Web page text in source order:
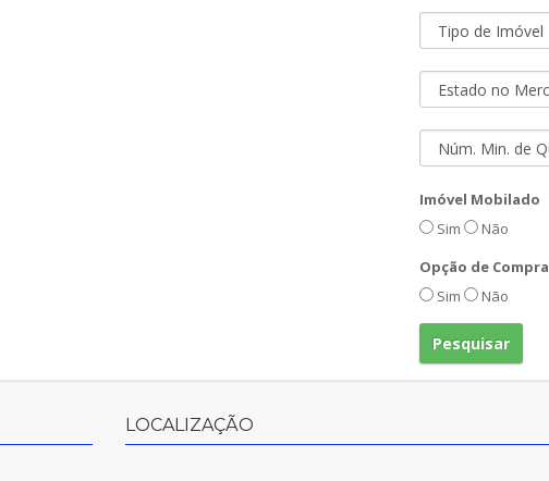
Imóvel Mobilado
Sim
Não
Opção de Compra
Sim
Não
Pesquisar
LOCALIZAÇÃO